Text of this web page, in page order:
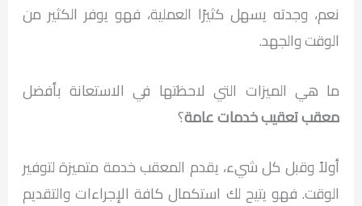
نعم، وجدته يسهل كثيرًا العملية، فهو يوفر الكثير من
الوقت والجهد.
ما هي الميزات التي لاحظتها في الاستعانة بأفضل
معقب تعقيب خدمات عامة؟
أولاً وقبل كل شيء، يقدم المعقب خدمة متميزة لتوفير
الوقت. فهو يتيح لك استكمال كافة الإجراءات والتقديم